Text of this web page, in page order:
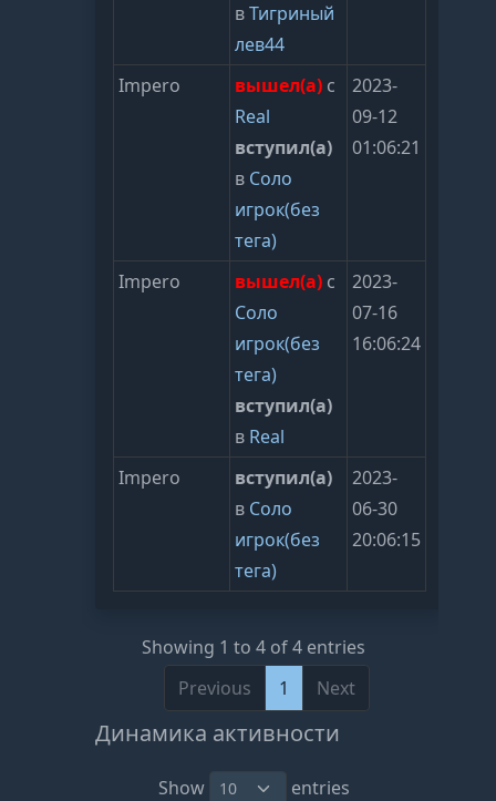
вТигриный
лев44
Impero вышел(а) с
Real
вступил(а)
в Соло
игрок(без
тега)
2023-
09-12
01:06:21
Impero вышел(а) с
Соло
игрок(без
тега)
вступил(а)
в Real
2023-
07-16
16:06:24
Impero
вступил(а)
в Соло
игрок(без
тега)
2023-
06-30
20:06:15
Showing 1 to 4 of 4 entries
Previous
1 Next
Динамика активности
Show
entries